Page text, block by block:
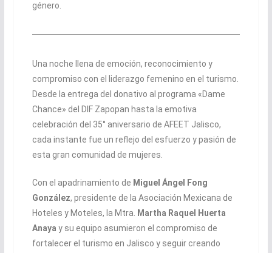
género.
Una noche llena de emoción, reconocimiento y
compromiso con el liderazgo femenino en el turismo.
Desde la entrega del donativo al programa «Dame
Chance» del DIF Zapopan hasta la emotiva
celebración del 35° aniversario de AFEET Jalisco,
cada instante fue un reflejo del esfuerzo y pasión de
esta gran comunidad de mujeres.
Con el apadrinamiento de Miguel Ángel Fong
González, presidente de la Asociación Mexicana de
Hoteles y Moteles, la Mtra.
Martha Raquel Huerta
Anaya y su equipo asumieron el compromiso de
fortalecer el turismo en Jalisco y seguir creando